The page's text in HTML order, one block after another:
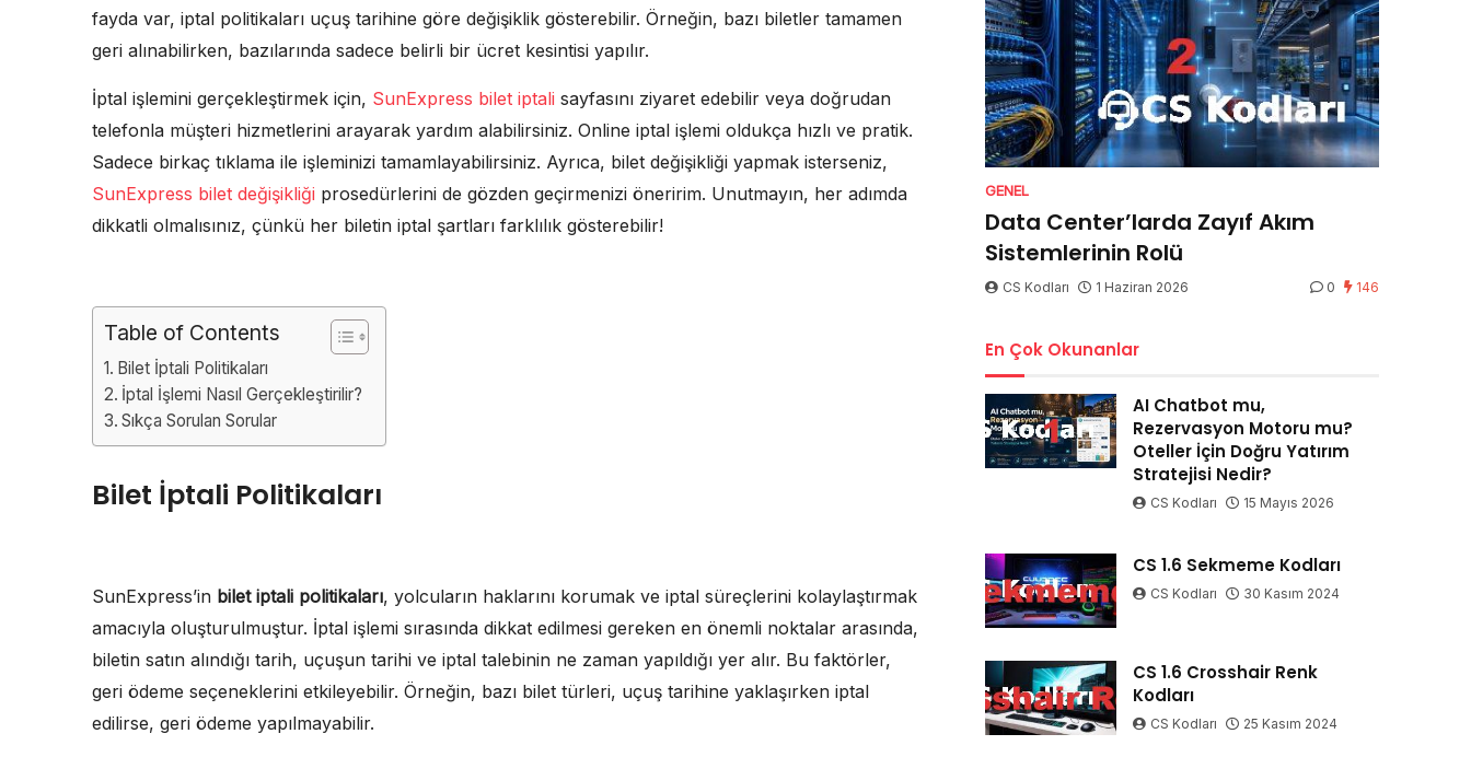
fayda var, iptal politikaları uçuş tarihine göre değişiklik gösterebilir. Örneğin, bazı biletler tamamen
geri alınabilirken, bazılarında sadece belirli bir ücret kesintisi yapılır.
İptal işlemini gerçekleştirmek için, SunExpress bilet iptali sayfasını ziyaret edebilir veya doğrudan
telefonla müşteri hizmetlerini arayarak yardım alabilirsiniz. Online iptal işlemi oldukça hızlı ve pratik.
Sadece birkaç tıklama ile işleminizi tamamlayabilirsiniz. Ayrıca, bilet değişikliği yapmak isterseniz,
SunExpress bilet değişikliği prosedürlerini de gözden geçirmenizi öneririm. Unutmayın, her adımda
dikkatli olmalısınız, çünkü her biletin iptal şartları farklılık gösterebilir!
Table of Contents
Bilet İptali Politikaları
İptal İşlemi Nasıl Gerçekleştirilir?
Sıkça Sorulan Sorular
Bilet İptali Politikaları
SunExpress’in bilet iptali politikaları, yolcuların haklarını korumak ve iptal süreçlerini kolaylaştırmak
amacıyla oluşturulmuştur. İptal işlemi sırasında dikkat edilmesi gereken en önemli noktalar arasında,
biletin satın alındığı tarih, uçuşun tarihi ve iptal talebinin ne zaman yapıldığı yer alır. Bu faktörler,
geri ödeme seçeneklerini etkileyebilir. Örneğin, bazı bilet türleri, uçuş tarihine yaklaşırken iptal
edilirse, geri ödeme yapılmayabilir.
GENEL
Data Center’larda Zayıf Akım
Sistemlerinin Rolü
CS Kodları 1 Haziran 2026 0 146
En Çok Okunanlar
AI Chatbot mu,
Rezervasyon Motoru mu?
Oteller İçin Doğru Yatırım
Stratejisi Nedir?
CS Kodları 15 Mayıs 2026
CS 1.6 Sekmeme Kodları
CS Kodları 30 Kasım 2024
CS 1.6 Crosshair Renk
Kodları
CS Kodları 25 Kasım 2024